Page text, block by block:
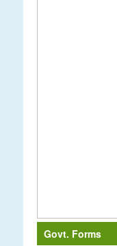
Govt. Forms